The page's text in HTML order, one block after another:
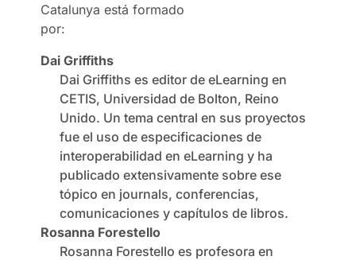
Catalunya está formado
por:
Dai Griffiths
Dai Griffiths es editor de eLearning en
CETIS, Universidad de Bolton, Reino
Unido. Un tema central en sus proyectos
fue el uso de especificaciones de
interoperabilidad en eLearning y ha
publicado extensivamente sobre ese
tópico en journals, conferencias,
comunicaciones y capítulos de libros.
Rosanna Forestello
Rosanna Forestello es profesora en